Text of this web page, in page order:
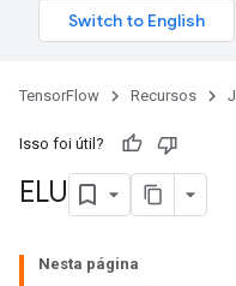
TensorFlow Recursos
Isso foi útil?
ELU
Nesta página